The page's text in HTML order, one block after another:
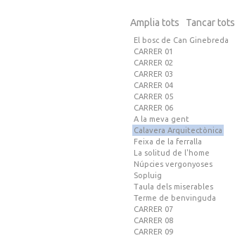
Amplia tots Tancar tots
El bosc de Can Ginebreda
CARRER 01
CARRER 02
CARRER 03
CARRER 04
CARRER 05
CARRER 06
A la meva gent
Calavera Arquitectònica
Feixa de la ferralla
La solitud de l'home
Núpcies vergonyoses
Sopluig
Taula dels miserables
Terme de benvinguda
CARRER 07
CARRER 08
CARRER 09